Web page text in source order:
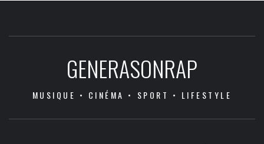
GENERASONRAP
MUSIQUE • CINÉMA • SPORT • LIFESTYLE